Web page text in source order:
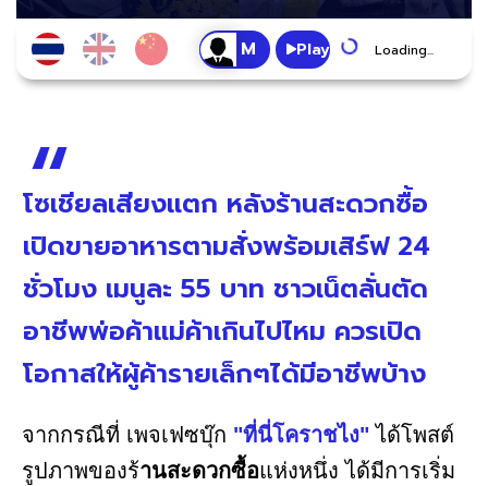
Play Loading...
โซเชียลเสียงแตก หลังร้านสะดวกซื้อ
เปิดขายอาหารตามสั่งพร้อมเสิร์ฟ 24
ชั่วโมง เมนูละ 55 บาท ชาวเน็ตลั่นตัด
อาชีพพ่อค้าแม่ค้าเกินไปไหม ควรเปิด
โอกาสให้ผู้ค้ารายเล็กๆได้มีอาชีพบ้าง
จากกรณีที่ เพจเฟซบุ๊ก "ที่นี่โคราชไง" ได้โพสต์
รูปภาพของร้านสะดวกซื้อแห่งหนึ่ง ได้มีการเริ่ม